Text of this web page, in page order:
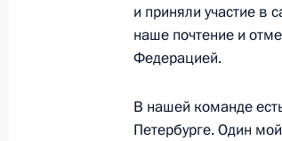
27 июля 2023 года, 21:10
27 июля 2023 года, 19:40
и приняли участие в
наше почтение и
Федерацией.
В нашей команде
Петербурге. Один